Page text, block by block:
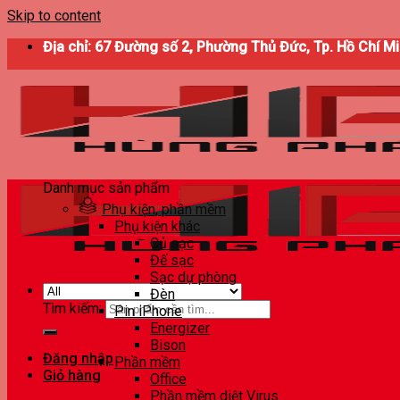
Skip to content
Địa chỉ: 67 Đường số 2, Phường Thủ Đức, Tp. Hồ Chí
Tìm kiếm:
Đăng nhập
Giỏ hàng
Danh mục sản phẩm
Phụ kiện, phần mềm
Phụ kiện khác
Củ sạc
Đế sạc
Sạc dự phòng
Đèn
Pin iPhone
Energizer
Bison
Phần mềm
Office
Phần mềm diệt Virus